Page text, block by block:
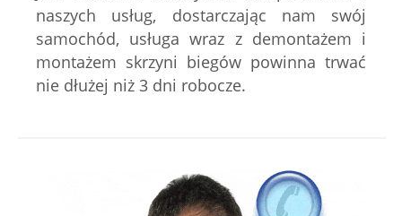
naszych usług, dostarczając nam swój
samochód, usługa wraz z demontażem i
montażem skrzyni biegów powinna trwać
nie dłużej niż 3 dni robocze.